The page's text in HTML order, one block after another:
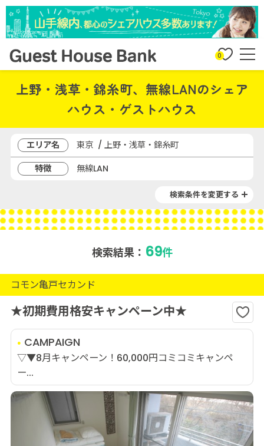
0
上野・浅草・錦糸町、無線LANのシェア
ハウス・ゲストハウス
エリア名
東京 / 上野・浅草・錦糸町
特徴
無線LAN
検索条件を変更する
検索結果： 69件
コモン亀戸セカンド
★初期費用格安キャンペーン中★
CAMPAIGN
▽▼8月キャンペーン！60,000円コミコミキャンペ
ー...